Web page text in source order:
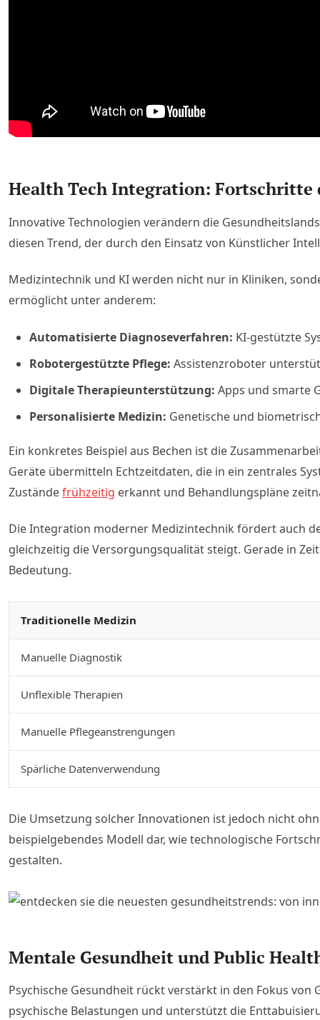
Health Tech Integration:
Innovative Technologien verändern die
diesen Trend, der durch den Einsatz von Künstlicher
Medizintechnik und KI werden nicht nur in Kliniken,
ermöglicht unter anderem:
Automatisierte Diagnoseverfahren: KI-gestützte
Robotergestützte Pflege: Assistenzroboter
Digitale Therapieunterstützung: Apps und smarte
Personalisierte Medizin: Genetische und
Ein konkretes Beispiel aus Bechen ist die
Geräte übermitteln Echtzeitdaten, die in ein zentrales
Zuständefrühzeitig erkannt und Behandlungspläne
Die Integration moderner Medizintechnik fördert auch
gleichzeitig die Versorgungsqualität steigt. Gerade in
Bedeutung.
Traditionelle Medizin
Manuelle Diagnostik
Unflexible Therapien
Manuelle Pflegeanstrengungen
Spärliche Datenverwendung
Die Umsetzung solcher Innovationen ist jedoch nicht
beispielgebendes Modell dar, wie technologische
gestalten.
Mentale Gesundheit und Public
Psychische Gesundheit rückt verstärkt in den Fokus
psychische Belastungen und unterstützt die